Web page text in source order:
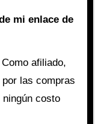
mi enlace de
Como afiliado,
las compras
costo